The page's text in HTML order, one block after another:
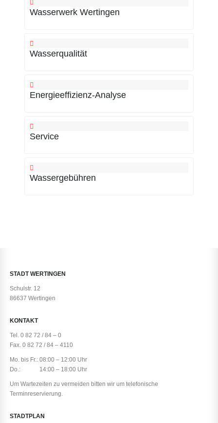
Wasserwerk Wertingen
Wasserqualität
Energieeffizienz-Analyse
Service
Wassergebühren
STADT WERTINGEN
Schulstr. 12
86637 Wertingen
KONTAKT
Tel. 0 82 72 / 84 – 0
Fax. 0 82 72 / 84 – 4110
Mo. bis Fr.: 08:00 – 12:00 Uhr
Do.: 14:00 – 18:00 Uhr
Um Wartezeiten zu vermeiden bitten wir um telefonische
Terminreservierung.
STADTPLAN